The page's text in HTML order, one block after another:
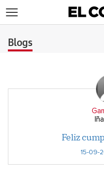
Blogs
Feliz
15-09-